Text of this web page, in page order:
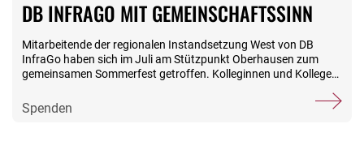
DB INFRAGO MIT GEMEINSCHAFTSSINN
Mitarbeitende der regionalen Instandsetzung West von DB
InfraGo haben sich im Juli am Stützpunkt Oberhausen zum
gemeinsamen Sommerfest getroffen. Kolleginnen und Kollegen
genießen, Eis zu schlecken und bei einem gemütlichen Plausch
einfach mal abzuschalten. Höhepunkte waren ein Kegelturnier
Spenden